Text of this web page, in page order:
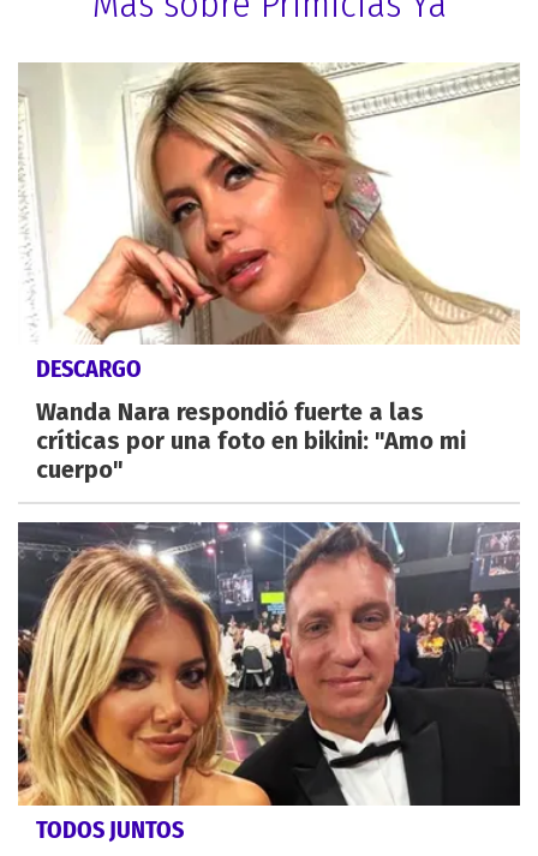
DESCARGO
Wanda Nara respondió fuerte a las
críticas por una foto en bikini: "Amo mi
cuerpo"
TODOS JUNTOS